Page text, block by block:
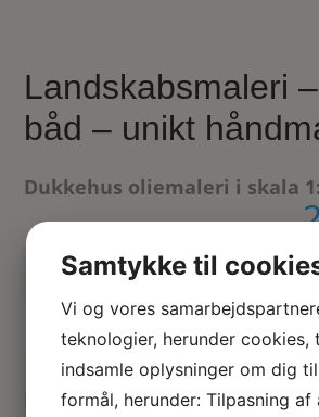
Landskabsmaleri
båd – unikt
Dukkehus oliemaleri i skala
Tilføj til kurv
Miniature
Samtykke til
Vi og vores
teknologier, herunder cookies,
indsamle oplysninger om dig
formål, herunder: Tilpasning af